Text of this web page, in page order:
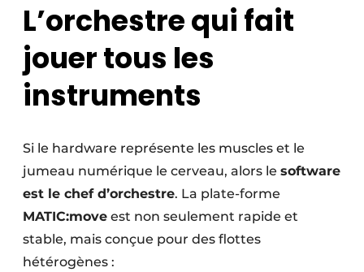
L’orchestre qui fait
jouer tous les
instruments
Si le hardware représente les muscles et le
jumeau numérique le cerveau, alors le software
est le chef d’orchestre. La plate-forme
MATIC:move est non seulement rapide et
stable, mais conçue pour des flottes
hétérogènes :